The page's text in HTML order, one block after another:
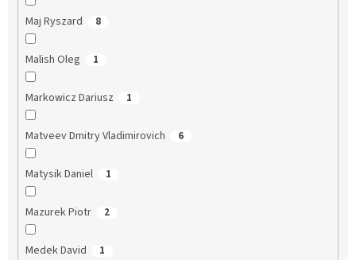
Maj Ryszard 8
Malish Oleg 1
Markowicz Dariusz 1
Matveev Dmitry Vladimirovich 6
Matysik Daniel 1
Mazurek Piotr 2
Medek David 1